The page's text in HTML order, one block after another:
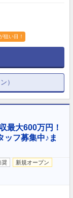
狙い目！
）
最大600万円！
フ募集中♪ま
奨
新規オープン